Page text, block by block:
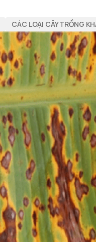
CÁC LOẠI CÂY TRỒNG